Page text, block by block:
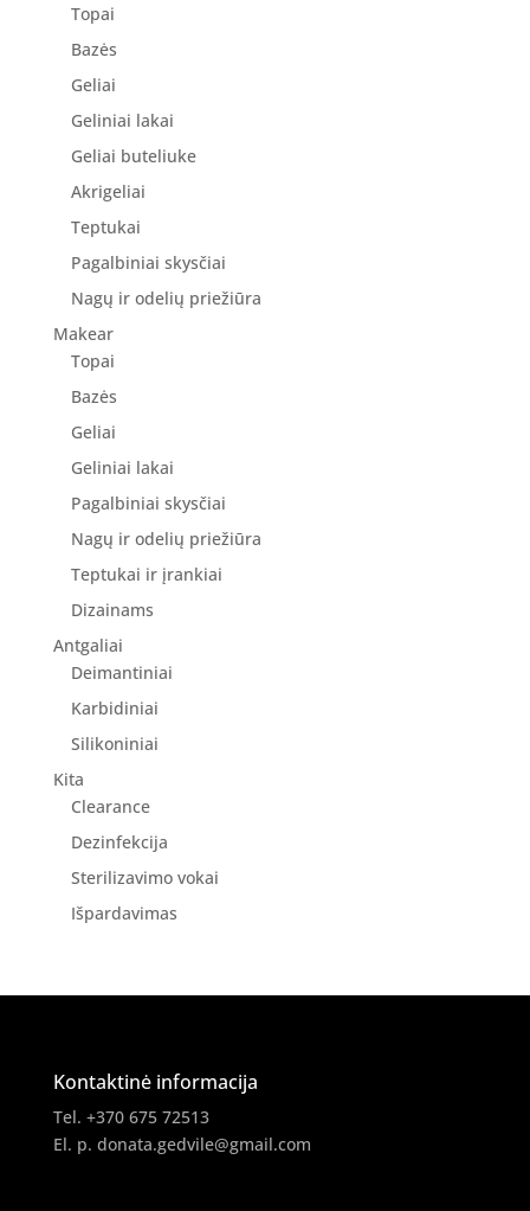
Topai
Bazės
Geliai
Geliniai lakai
Geliai buteliuke
Akrigeliai
Teptukai
Pagalbiniai skysčiai
Nagų ir odelių priežiūra
Makear
Topai
Bazės
Geliai
Geliniai lakai
Pagalbiniai skysčiai
Nagų ir odelių priežiūra
Teptukai ir įrankiai
Dizainams
Antgaliai
Deimantiniai
Karbidiniai
Silikoniniai
Kita
Clearance
Dezinfekcija
Sterilizavimo vokai
Išpardavimas
Kontaktinė informacija
Tel. +370 675 72513
El. p. donata.gedvile@gmail.com